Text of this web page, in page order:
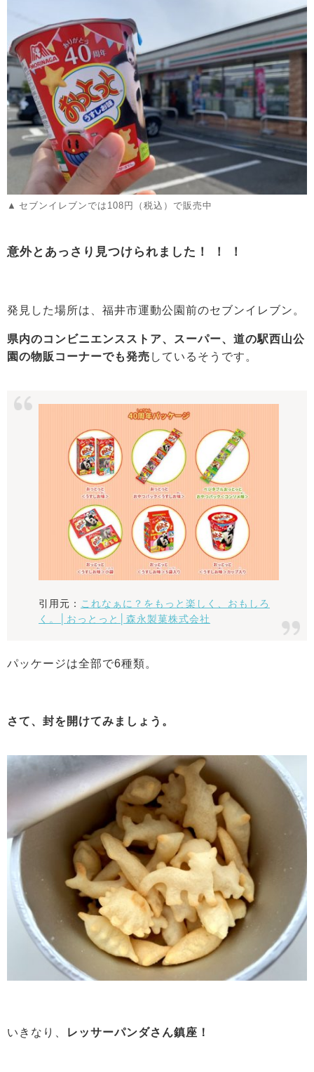
セブンイレブンでは108円（税込）で販売中
意外とあっさり見つけられました！ ！ ！
発見した場所は、福井市運動公園前のセブンイレブン。
県内のコンビニエンスストア、スーパー、道の駅西山公
園の物販コーナーでも発売 しているそうです。
引用元： これなぁに？をもっと楽しく、おもしろ
く。│おっとっと│森永製菓株式会社
パッケージは全部で6種類。
さて、封を開けてみましょう。
いきなり、 レッサーパンダさん鎮座！